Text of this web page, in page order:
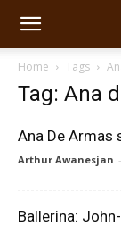
Home Tags
Tag: Ana
Ana De Armas
Arthur Awanesjan -
Ballerina: